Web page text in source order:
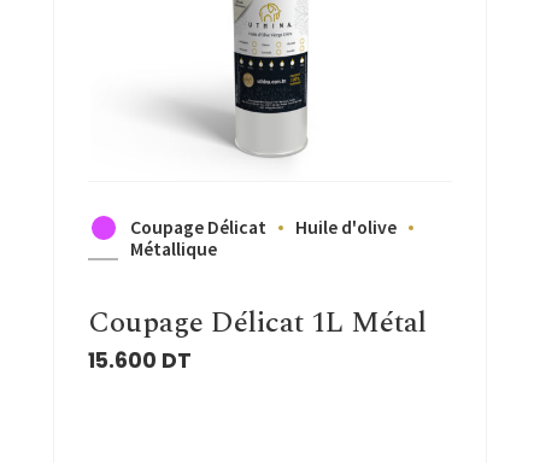
Coupage Délicat
Huile d'olive
Métallique
Coupage Délicat 1L Métal
15.600 DT